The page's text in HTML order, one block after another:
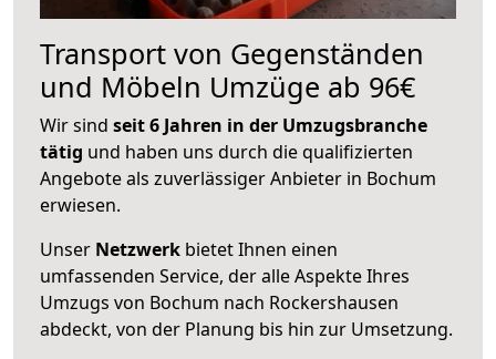
Transport von Gegenständen
und Möbeln Umzüge ab 96€
Wir sind seit 6 Jahren in der Umzugsbranche
tätig und haben uns durch die qualifizierten
Angebote als zuverlässiger Anbieter in Bochum
erwiesen.
Unser Netzwerk bietet Ihnen einen
umfassenden Service, der alle Aspekte Ihres
Umzugs von Bochum nach Rockershausen
abdeckt, von der Planung bis hin zur Umsetzung.